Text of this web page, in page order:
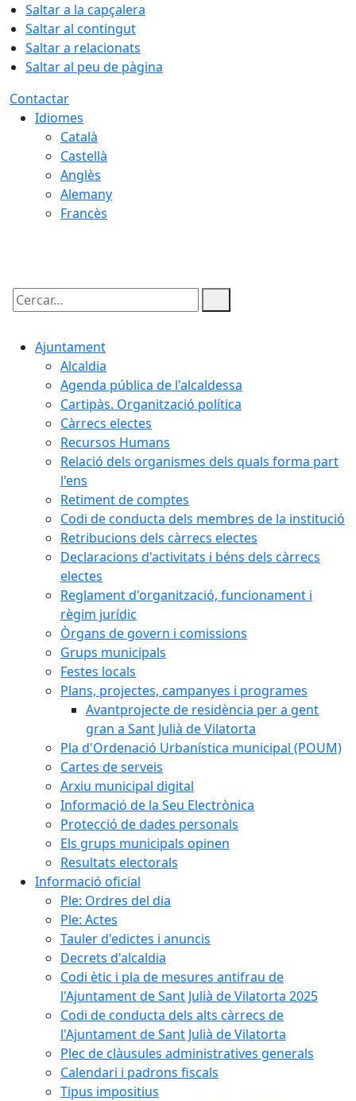
Saltar a la capçalera
Saltar al contingut
Saltar a relacionats
Saltar al peu de pàgina
Contactar
Idiomes
Català
Castellà
Anglès
Alemany
Francès
Cercar:
Ajuntament
Alcaldia
Agenda pública de l'alcaldessa
Cartipàs. Organització política
Càrrecs electes
Recursos Humans
Relació dels organismes dels quals forma part
l'ens
Retiment de comptes
Codi de conducta dels membres de la institució
Retribucions dels càrrecs electes
Declaracions d'activitats i béns dels càrrecs
electes
Reglament d'organització, funcionament i
règim jurídic
Òrgans de govern i comissions
Grups municipals
Festes locals
Plans, projectes, campanyes i programes
Avantprojecte de residència per a gent
gran a Sant Julià de Vilatorta
Pla d'Ordenació Urbanística municipal (POUM)
Cartes de serveis
Arxiu municipal digital
Informació de la Seu Electrònica
Protecció de dades personals
Els grups municipals opinen
Resultats electorals
Informació oficial
Ple: Ordres del dia
Ple: Actes
Tauler d'edictes i anuncis
Decrets d'alcaldia
Codi ètic i pla de mesures antifrau de
l'Ajuntament de Sant Julià de Vilatorta 2025
Codi de conducta dels alts càrrecs de
l'Ajuntament de Sant Julià de Vilatorta
Plec de clàusules administratives generals
Calendari i padrons fiscals
Tipus impositius